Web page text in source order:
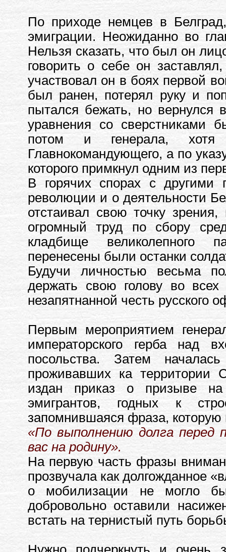
По приходе немцев в
эмиграции. Неожиданно во
Нельзя сказать, что был он
говорить о себе он
участвовал он в боях первой
был ранен, потерял руку и
пытался бежать, но
уравнения со сверстниками
потом и генерала,
Главнокомандующего, а по
которого примкнул одним из
В горячих спорах с другими
революции и о деятельности
отстаивал свою точку
огромный труд по сбору
кладбище великолепного
перенесены были останки
Будучи личностью весьма
держать свою голову во всех
незапятнанной честь русского
Первым мероприятием
императорского герба над
посольства. Затем
проживавших ка территории
издан приказ о призыве
эмигрантов, годных к
запомнившаяся фраза,
«По выполнению долга перед
вас на родину».
На первую часть фразы
прозвучала как долгожданное
о мобилизации не могло
добровольно оставили
встать на тернистый путь